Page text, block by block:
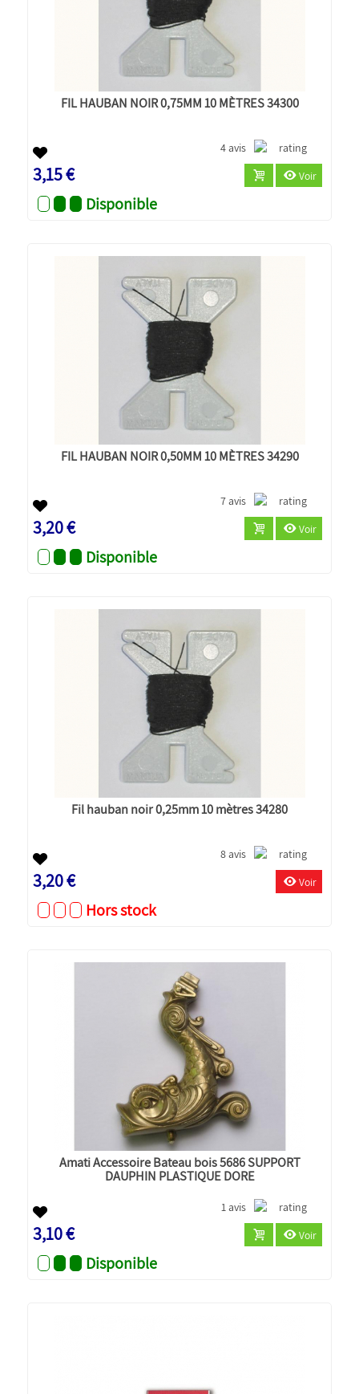
FIL HAUBAN NOIR 0,75MM 10 MÈTRES 34300
4 avis
3,15 € Voir
Disponible
FIL HAUBAN NOIR 0,50MM 10 MÈTRES 34290
7 avis
3,20 € Voir
Disponible
Fil hauban noir 0,25mm 10 mètres 34280
8 avis
3,20 € Voir
Hors stock
Amati Accessoire Bateau bois 5686 SUPPORT
DAUPHIN PLASTIQUE DORE
1 avis
3,10 € Voir
Disponible